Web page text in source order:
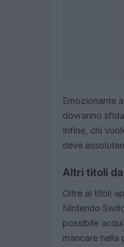
Emozionante
dovranno
Infine, chi
deve
Altri titoli
Oltre ai titoli
Nintendo
possibile
mancare nella